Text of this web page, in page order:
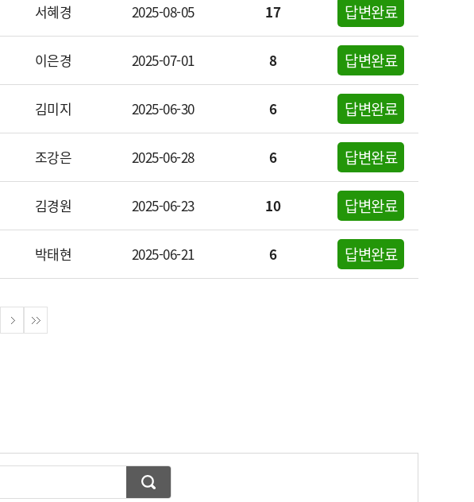
서혜경 2025-08-05 17 답변완료
이은경 2025-07-01 8 답변완료
김미지 2025-06-30 6 답변완료
조강은 2025-06-28 6 답변완료
김경원 2025-06-23 10 답변완료
박태현 2025-06-21 6 답변완료